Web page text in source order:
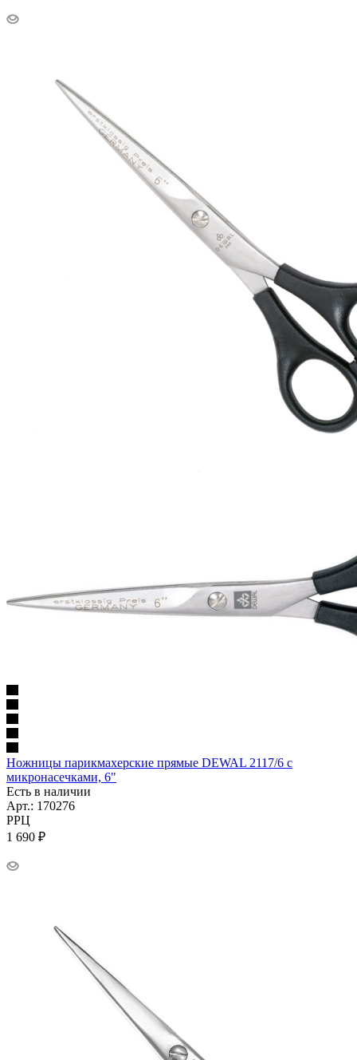
Ножницы парикмахерские прямые DEWAL 2117/6 с
микронасечками, 6"
Есть в наличии
Арт.: 170276
РРЦ
1 690 ₽